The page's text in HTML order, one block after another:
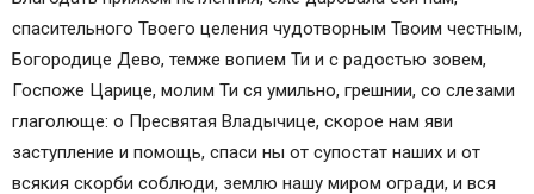
спасительного Твоего целения чудотворным Твоим честным,
Богородице Дево, темже вопием Ти и с радостью зовем,
Госпоже Царице, молим Ти ся умильно, грешнии, со слезами
глаголюще: о Пресвятая Владычице, скорое нам яви
заступление и помощь, спаси ны от супостат наших и от
всякия скорби соблюди, землю нашу миром огради, и вся